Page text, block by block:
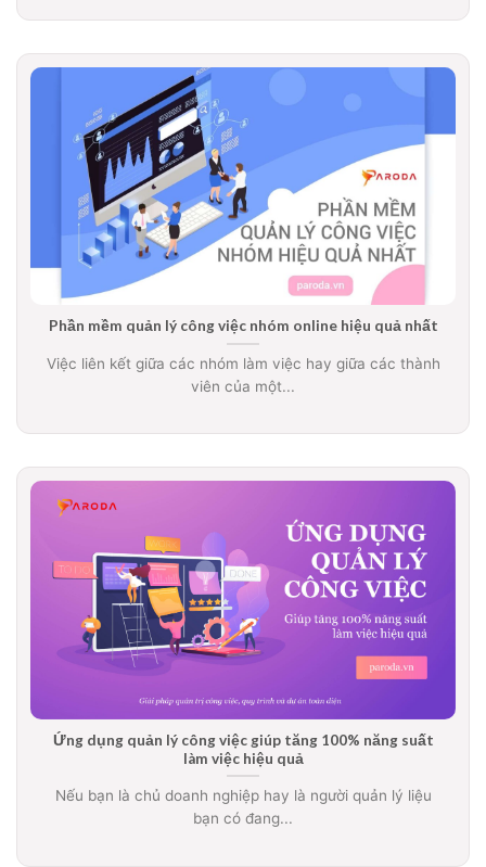
Phần mềm quản lý công việc nhóm online hiệu quả nhất
Việc liên kết giữa các nhóm làm việc hay giữa các thành
viên của một...
Ứng dụng quản lý công việc giúp tăng 100% năng suất
làm việc hiệu quả
Nếu bạn là chủ doanh nghiệp hay là người quản lý liệu
bạn có đang...